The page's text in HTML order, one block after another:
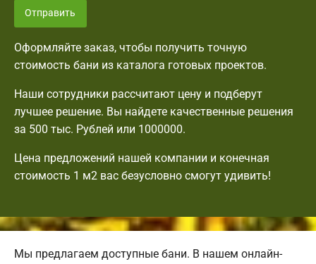
Отправить
Оформляйте заказ, чтобы получить точную
стоимость бани из каталога готовых проектов.
Наши сотрудники рассчитают цену и подберут
лучшее решение. Вы найдете качественные решения
за 500 тыс. Рублей или 1000000.
Цена предложений нашей компании и конечная
стоимость 1 м2 вас безусловно смогут удивить!
Мы предлагаем доступные бани. В нашем онлайн-